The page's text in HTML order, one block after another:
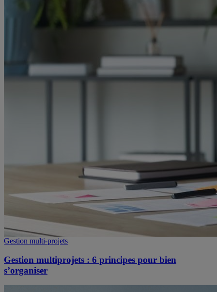
Gestion multi-projets
Gestion multiprojets : 6 principes pour bien
s’organiser